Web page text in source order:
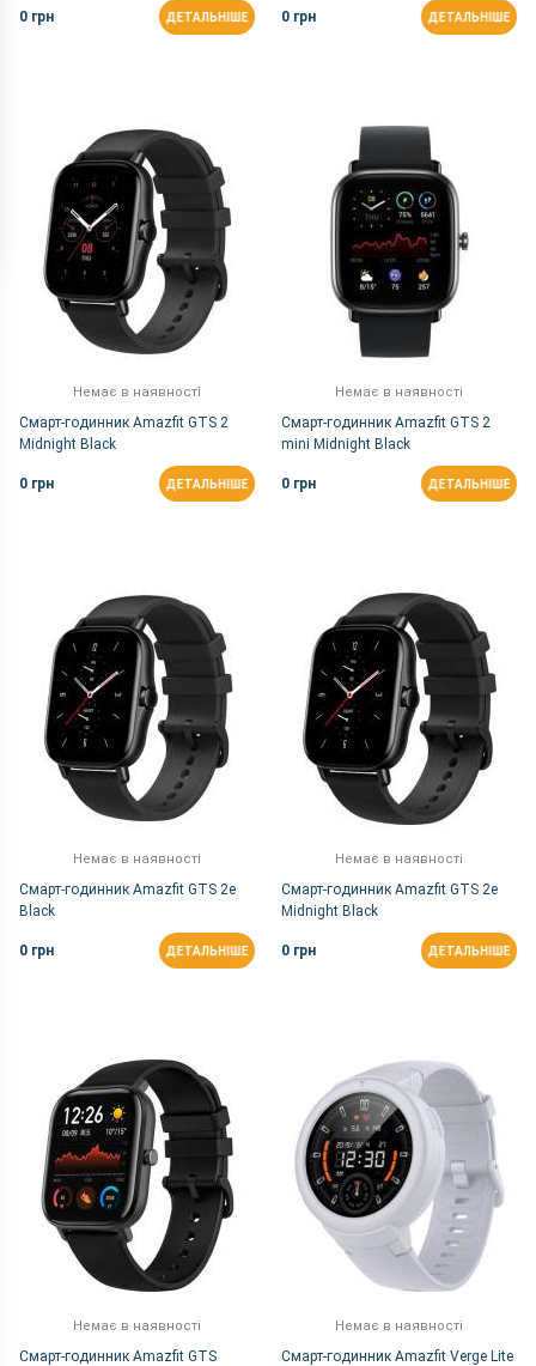
0 грн ДЕТАЛЬНІШЕ 0 грн ДЕТАЛЬНІШЕ
Немає в наявності
Смарт-годинник Amazfit GTS 2
Midnight Black
0 грн ДЕТАЛЬНІШЕ
Немає в наявності
Смарт-годинник Amazfit GTS 2
mini Midnight Black
0 грн ДЕТАЛЬНІШЕ
Немає в наявності
Смарт-годинник Amazfit GTS 2e
Black
0 грн ДЕТАЛЬНІШЕ
Немає в наявності
Смарт-годинник Amazfit GTS 2e
Midnight Black
0 грн ДЕТАЛЬНІШЕ
Немає в наявності
Смарт-годинник Amazfit GTS
Немає в наявності
Смарт-годинник Amazfit Verge Lite